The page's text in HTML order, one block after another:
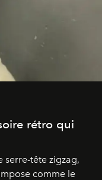
rétro qui
serre-tête zigzag,
comme le